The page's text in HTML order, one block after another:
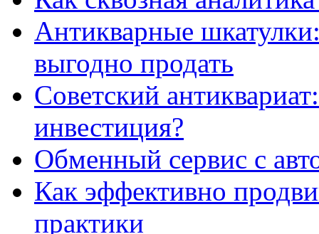
Антикварные
выгодно продать
Советский
инвестиция?
Обменный сервис с
Как эффективно
практики